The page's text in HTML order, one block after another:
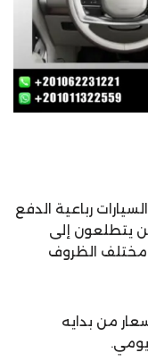
رباعية الدفع
يتطلعون إلى
مختلف الظروف
من بدايه